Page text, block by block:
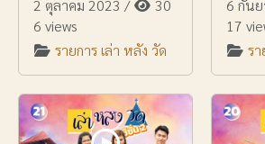
2 ตุลาคม 2023 /
30
6 views
รายการ เล่า หลัง วัด
6 กัน
17
ร